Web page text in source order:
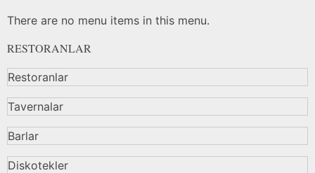
There are no menu items in this menu.
RESTORANLAR
Restoranlar
Tavernalar
Barlar
Diskotekler